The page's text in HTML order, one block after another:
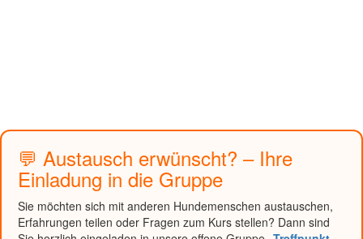
💬 Austausch erwünscht? – Ihre
Einladung in die Gruppe
Sie möchten sich mit anderen Hundemenschen austauschen,
Erfahrungen teilen oder Fragen zum Kurs stellen? Dann sind